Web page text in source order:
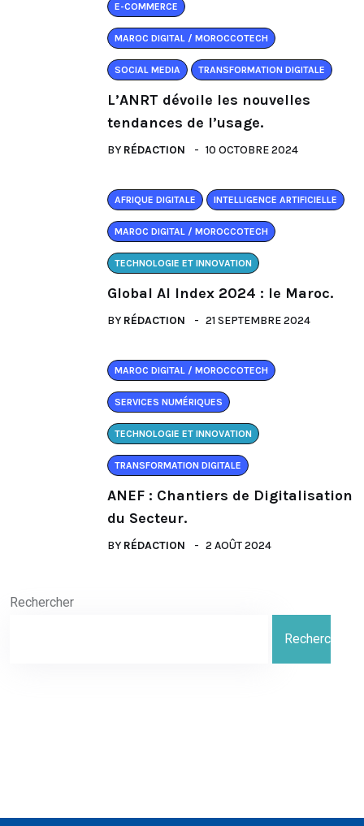
E-COMMERCE
MAROC DIGITAL / MOROCCOTECH
SOCIAL MEDIA TRANSFORMATION DIGITALE
L’ANRT dévoile les nouvelles
tendances de l’usage.
BY RÉDACTION 10 OCTOBRE 2024
AFRIQUE DIGITALE INTELLIGENCE ARTIFICIELLE
MAROC DIGITAL / MOROCCOTECH
TECHNOLOGIE ET INNOVATION
Global AI Index 2024 : le Maroc.
BY RÉDACTION 21 SEPTEMBRE 2024
MAROC DIGITAL / MOROCCOTECH
SERVICES NUMÉRIQUES
TECHNOLOGIE ET INNOVATION
TRANSFORMATION DIGITALE
ANEF : Chantiers de Digitalisation
du Secteur.
BY RÉDACTION 2 AOÛT 2024
Rechercher
Rechercher